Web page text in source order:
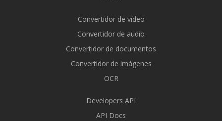
Convertidor de vídeo
Convertidor de audio
Convertidor de documentos
Convertidor de imágenes
OCR
Developers API
API Docs